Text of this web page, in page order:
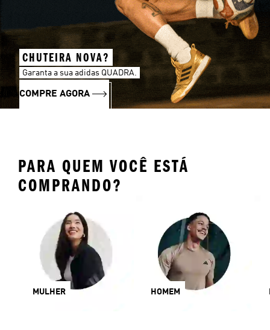
CHUTEIRA NOVA?
Garanta a sua adidas QUADRA.
COMPRE AGORA
PARA QUEM VOCÊ ESTÁ
COMPRANDO?
MULHER HOMEM